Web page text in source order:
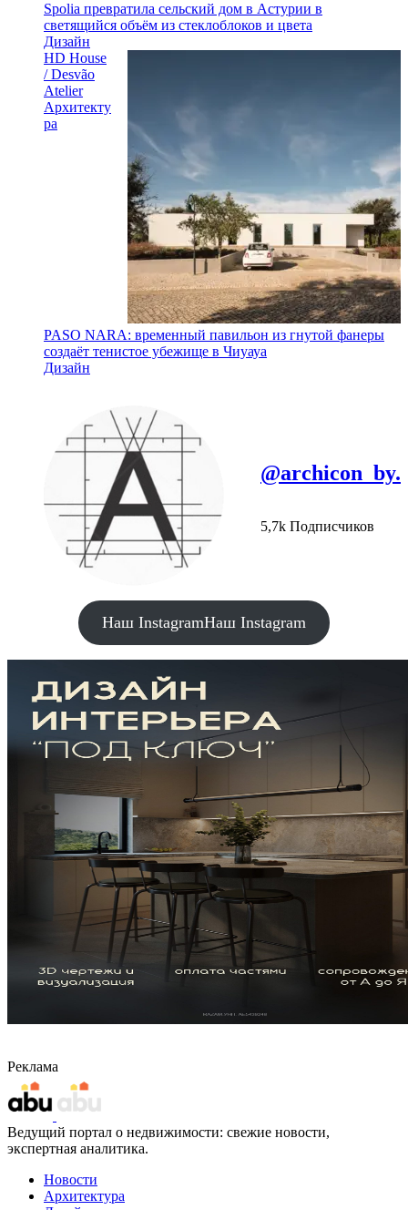
Spolia превратила сельский дом в Астурии в
светящийся объём из стеклоблоков и цвета
Дизайн
HD House
/ Desvão
Atelier
Архитекту
ра
PASO NARA: временный павильон из гнутой фанеры
создаёт тенистое убежище в Чиуауа
Дизайн
@archicon_by.
5,7k Подписчиков
Наш InstagramНаш Instagram
Реклама
Ведущий портал о недвижимости: свежие новости,
экспертная аналитика.
Новости
Архитектура